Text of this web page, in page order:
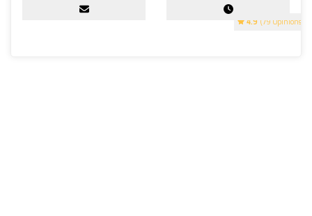
4.9 (79 Opinions)